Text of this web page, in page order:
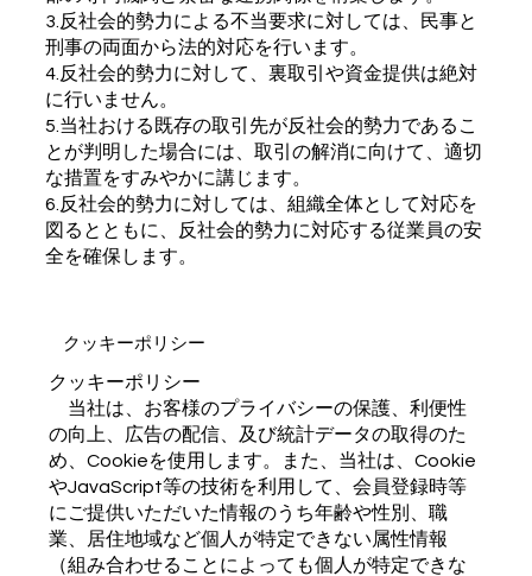
クッキーポリシー
​クッキーポリシー
当社は、お客様のプライバシーの保護、利便性
の向上、広告の配信、及び統計データの取得のた
め、Cookieを使用します。また、当社は、Cookie
やJavaScript等の技術を利用して、会員登録時等
にご提供いただいた情報のうち年齢や性別、職
業、居住地域など個人が特定できない属性情報
（組み合わせることによっても個人が特定できな
3.反社会的勢力による不当要求に対しては、民事と
刑事の両面から法的対応を行います。
4.反社会的勢力に対して、裏取引や資金提供は絶対
に行いません。
5.当社おける既存の取引先が反社会的勢力であるこ
とが判明した場合には、取引の解消に向けて、適切
な措置をすみやかに講じます。
6.反社会的勢力に対しては、組織全体として対応を
図るとともに、反社会的勢力に対応する従業員の安
全を確保します。